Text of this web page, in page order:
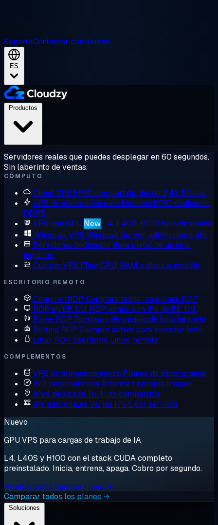
SoporteContactar con ventas
ES
Servidores reales que puedes desplegar en 60 segundos.
Sin laberinto de ventas.
CÓMPUTO
Cloud VPS EPYC compartido, desde 2,48 $/mes
VPS de alto rendimiento Núcleos EPYC dedicados,
DDR5
VPS con GPU New L4, L40S, H100 bajo demanda
Windows VPS Windows Server, admin completo
Servidores dedicados Bare metal de un solo
inquilino
Custom VPS Elige CPU, RAM y disco a medida
ESCRITORIO REMOTO
Comprar RDP Compara todos los planes RDP
RDP en EE. UU. RDP admin con IPs de EE. UU.
Forex RDP Escritorio de trading de baja latencia
Botting RDP Siempre activo para ejecutar bots
Linux RDP Escritorio Linux, remoto
COMPLEMENTOS
VPS de almacenamiento Planes de disco grande
ISO personalizadaArranca tu propia imagen
IPv4 dedicada Tu IP, no compartida
IPs adicionales Varias IPv4 por servidor
Nuevo
GPU VPS para cargas de trabajo de IA
L4, L40S y H100 con el stack CUDA completo
preinstalado. Inicia, entrena, apaga. Cobro por segundo.
Prueba gratis durante 1 hora →
Comparar todos los planes →